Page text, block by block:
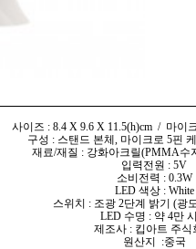
사이즈 : 8.4 X 9.6 X 11.5(h)cm / 마이
구성 : 스탠드 본체, 마이크로 5핀
재료/재질 : 강화아크릴(PMMA수
입력전원 : 5V
소비전력 : 0.3W
LED 색상 : White
스위치 : 조광 2단계 밝기 (광
LED 수명 : 약 4만
제조사 : 킵아트 주식
원산지 :중국